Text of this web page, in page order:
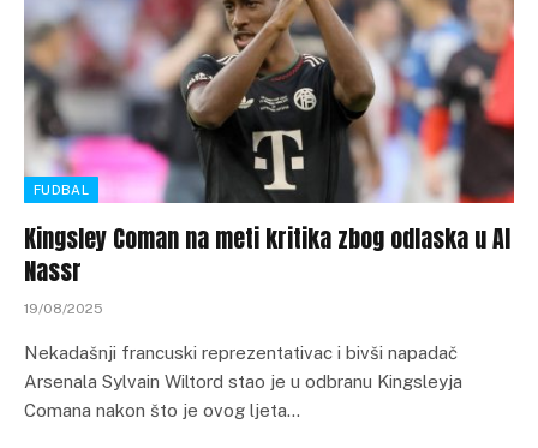
FUDBAL
Kingsley Coman na meti kritika zbog odlaska u Al
Nassr
19/08/2025
Nekadašnji francuski reprezentativac i bivši napadač
Arsenala Sylvain Wiltord stao je u odbranu Kingsleyja
Comana nakon što je ovog ljeta…